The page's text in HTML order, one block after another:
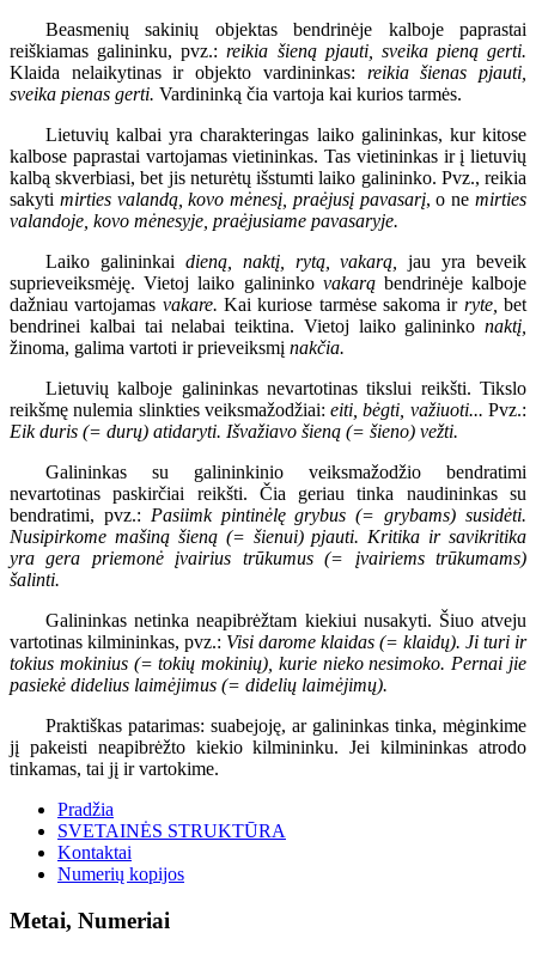
Beasmenių sakinių objektas bendrinėje kalboje paprastai
reiškiamas galininku, pvz.:reikia šieną pjauti, sveika pieną gerti.
Klaida nelaikytinas ir objekto vardininkas: reikia šienas pjauti,
sveika pienas gerti. Vardininką čia vartoja kai kurios tarmės.
Lietuvių kalbai yra charakteringas laiko galininkas, kur kitose
kalbose paprastai vartojamas vietininkas. Tas vietininkas ir į lietuvių
kalbą skverbiasi, bet jis neturėtų išstumti laiko galininko. Pvz., reikia
sakyti mirties valandą, kovo mėnesį, praėjusį pavasarį, o nemirties
valandoje, kovo mėnesyje, praėjusiame pavasaryje.
Laiko galininkai dieną, naktį, rytą, vakarą,jau yra beveik
suprieveiksmėję. Vietoj laiko galininko vakarąbendrinėje kalboje
dažniau vartojamas vakare. Kai kuriose tarmėse sakoma ir ryte, bet
bendrinei kalbai tai nelabai teiktina. Vietoj laiko galininko naktį,
žinoma, galima vartoti ir prieveiksmį nakčia.
Lietuvių kalboje galininkas nevartotinas tikslui reikšti. Tikslo
reikšmę nulemia slinkties veiksmažodžiai:eiti, bėgti, važiuoti... Pvz.:
Eik duris (= durų) atidaryti. Išvažiavo šieną (= šieno) vežti.
Galininkas su galininkinio veiksmažodžio bendratimi
nevartotinas paskirčiai reikšti. Čia geriau tinka naudininkas su
bendratimi, pvz.: Pasiimk pintinėlę grybus (= grybams) susidėti.
Nusipirkome mašiną šieną (= šienui) pjauti. Kritika ir savikritika
yra gera priemonė įvairius trūkumus (= įvairiems trūkumams)
šalinti.
Galininkas netinka neapibrėžtam kiekiui nusakyti. Šiuo atveju
vartotinas kilmininkas, pvz.: Visi darome klaidas (= klaidų). Ji turi ir
tokius mokinius (= tokių mokinių), kurie nieko nesimoko. Pernai jie
pasiekė didelius laimėjimus (= didelių laimėjimų).
Praktiškas patarimas: suabejoję, ar galininkas tinka, mėginkime
jį pakeisti neapibrėžto kiekio kilmininku. Jei kilmininkas atrodo
tinkamas, tai jį ir vartokime.
Pradžia
SVETAINĖS STRUKTŪRA
Kontaktai
Numerių kopijos
Metai, Numeriai